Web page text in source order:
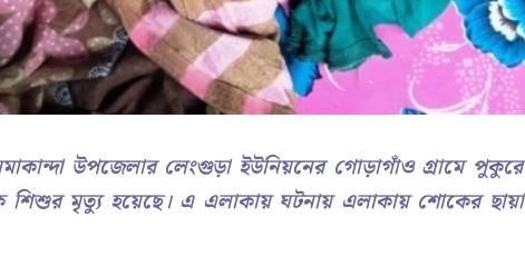
উপজেলার লেংগুড়া ইউনিয়নের গোড়াগাঁও গ্রামে পুকুরে
শিশুর মৃত্যু হয়েছে। এ এলাকায় ঘটনায় এলাকায় শোকের ছায়া